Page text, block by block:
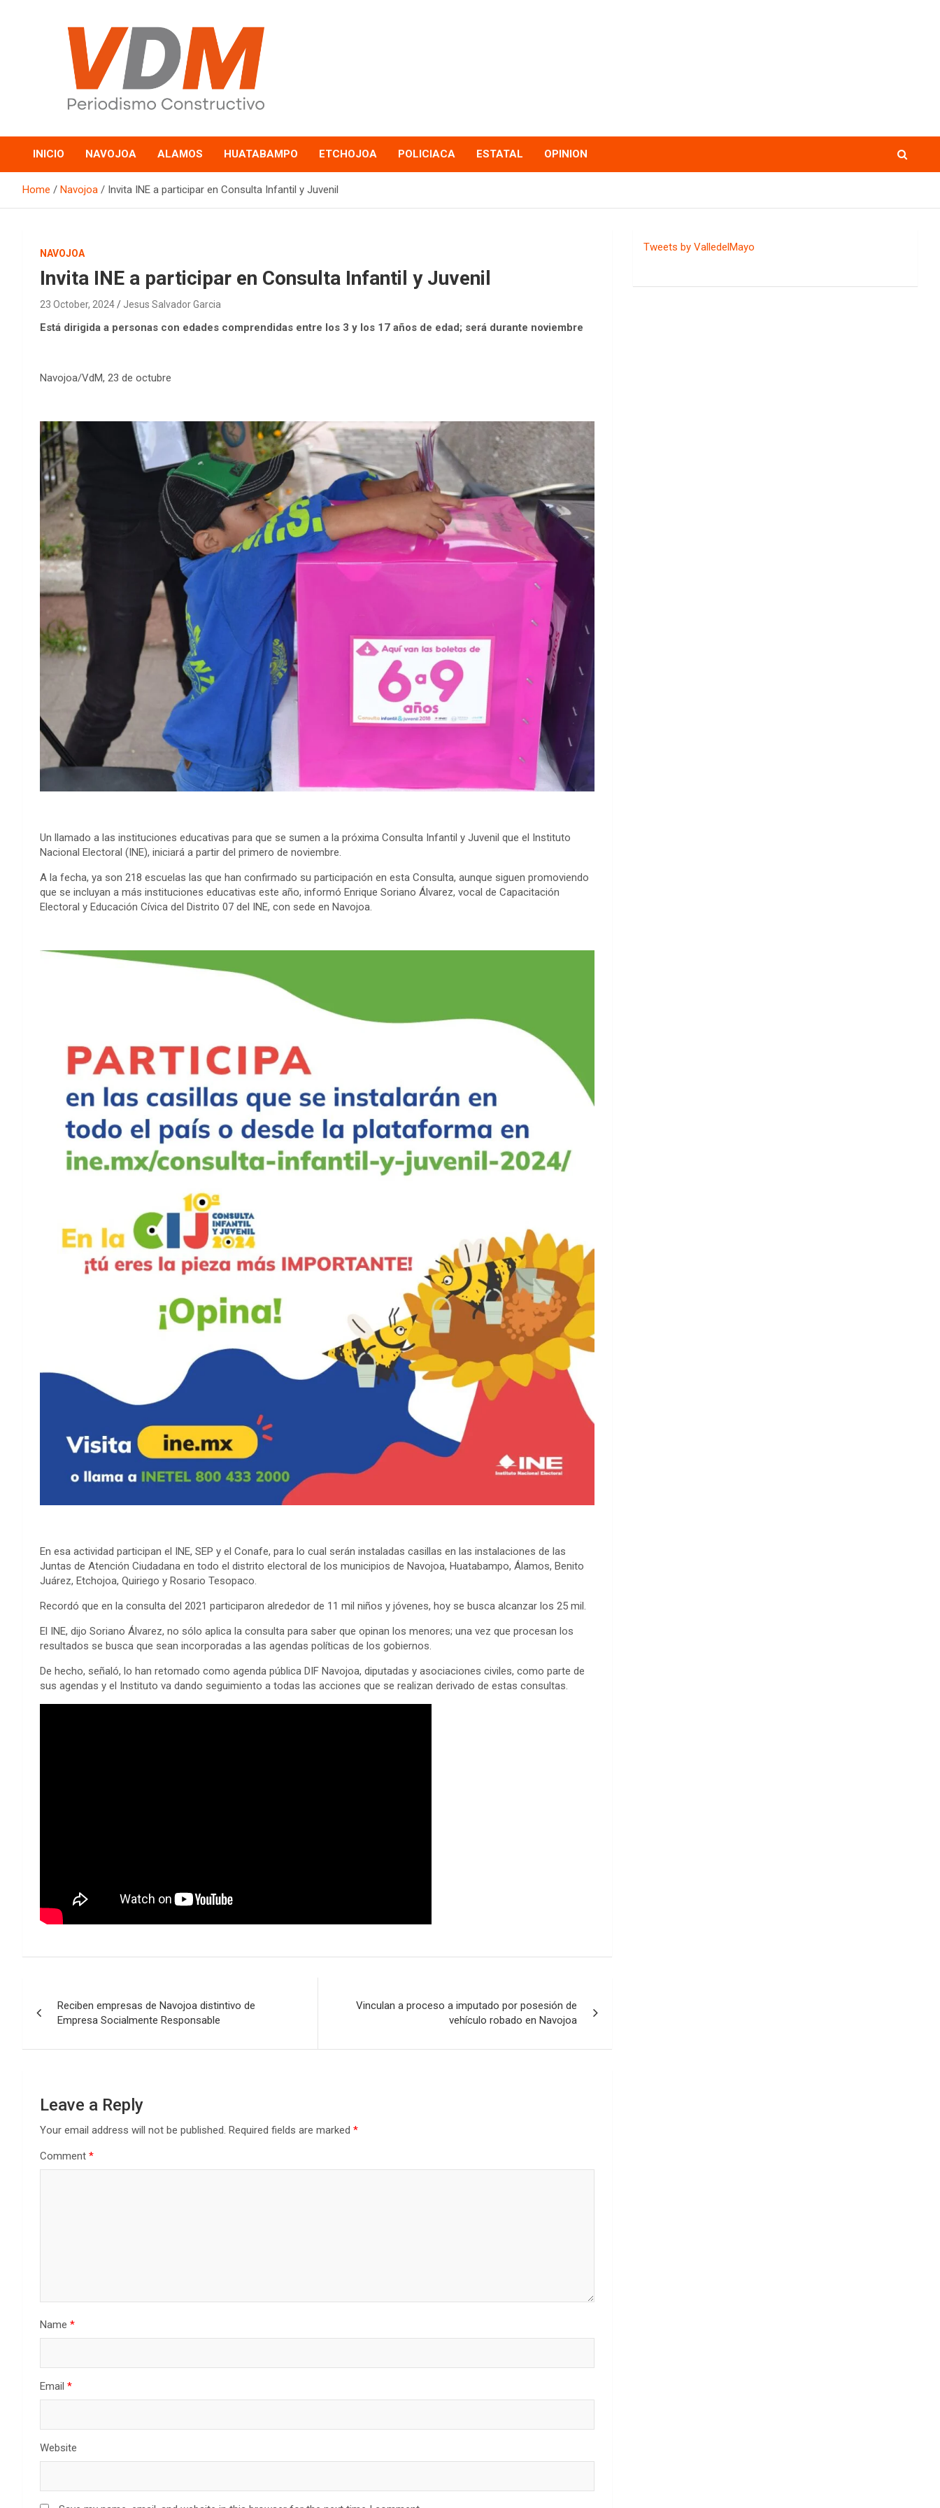
valledelmayo.com
INICIO NAVOJOA ALAMOS HUATABAMPO ETCHOJOA POLICIACA ESTATAL OPINION
Home Navojoa Invita INE a participar en Consulta Infantil y Juvenil
NAVOJOA
Invita INE a participar en Consulta Infantil y Juvenil
23 October, 2024 Jesus Salvador Garcia
Está dirigida a personas con edades comprendidas entre los 3 y los 17 años de edad; será durante noviembre
Navojoa/VdM, 23 de octubre
Un llamado a las instituciones educativas para que se sumen a la próxima Consulta Infantil y Juvenil que el Instituto
Nacional Electoral (INE), iniciará a partir del primero de noviembre.
A la fecha, ya son 218 escuelas las que han confirmado su participación en esta Consulta, aunque siguen promoviendo
que se incluyan a más instituciones educativas este año, informó Enrique Soriano Álvarez, vocal de Capacitación
Electoral y Educación Cívica del Distrito 07 del INE, con sede en Navojoa.
En esa actividad participan el INE, SEP y el Conafe, para lo cual serán instaladas casillas en las instalaciones de las
Juntas de Atención Ciudadana en todo el distrito electoral de los municipios de Navojoa, Huatabampo, Álamos, Benito
Juárez, Etchojoa, Quiriego y Rosario Tesopaco.
Recordó que en la consulta del 2021 participaron alrededor de 11 mil niños y jóvenes, hoy se busca alcanzar los 25 mil.
El INE, dijo Soriano Álvarez, no sólo aplica la consulta para saber que opinan los menores; una vez que procesan los
resultados se busca que sean incorporadas a las agendas políticas de los gobiernos.
De hecho, señaló, lo han retomado como agenda pública DIF Navojoa, diputadas y asociaciones civiles, como parte de
sus agendas y el Instituto va dando seguimiento a todas las acciones que se realizan derivado de estas consultas.
navigation
Reciben empresas de Navojoa distintivo de
Empresa Socialmente Responsable
Vinculan a proceso a imputado por posesión de
vehículo robado en Navojoa
Leave a Reply
Your email address will not be published. Required fields are marked *
Comment *
Name *
Email *
Website
Tweets by ValledelMayo